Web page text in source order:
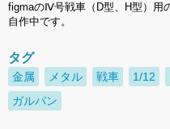
figmaのⅣ号戦車（D型、H型）用
自作中です。
タグ
金属 メタル 戦車 1/12
ガルパン